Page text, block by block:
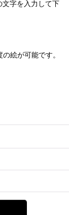
字を入力して下
絵が可能です。